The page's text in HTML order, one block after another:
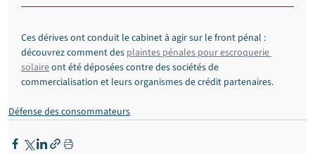
Ces dérives ont conduit le cabinet à agir sur le front pénal :
découvrez comment des plaintes pénales pour escroquerie
solaire ont été déposées contre des sociétés de
commercialisation et leurs organismes de crédit partenaires.
Défense des consommateurs